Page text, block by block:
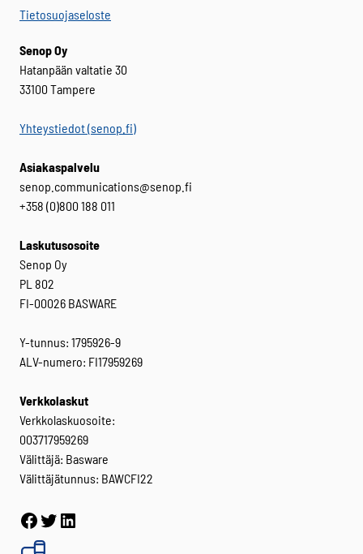
Tietosuojaseloste
Senop Oy
Hatanpään valtatie 30
33100 Tampere
Yhteystiedot (senop.fi)
Asiakaspalvelu
senop.communications@senop.fi
+358 (0)800 188 011
Laskutusosoite
Senop Oy
PL 802
FI-00026 BASWARE
Y-tunnus: 1795926-9
ALV-numero: FI17959269
Verkkolaskut
Verkkolaskuosoite:
003717959269
Välittäjä: Basware
Välittäjätunnus: BAWCFI22